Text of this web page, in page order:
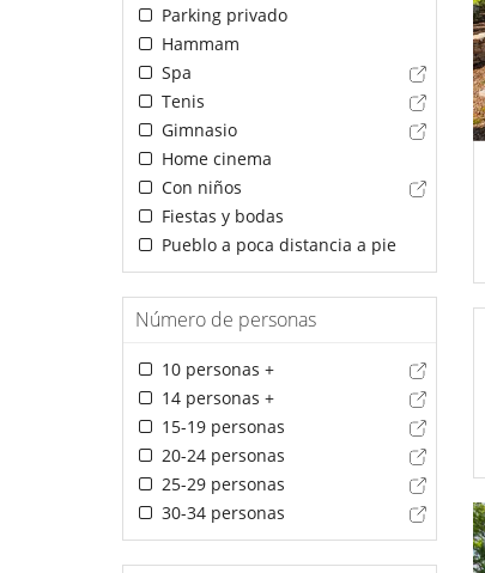
Parking privado
Hammam
Spa
Tenis
Gimnasio
Home cinema
Con niños
Fiestas y bodas
Pueblo a poca distancia a pie
Número de personas
10 personas +
14 personas +
15-19 personas
20-24 personas
25-29 personas
30-34 personas